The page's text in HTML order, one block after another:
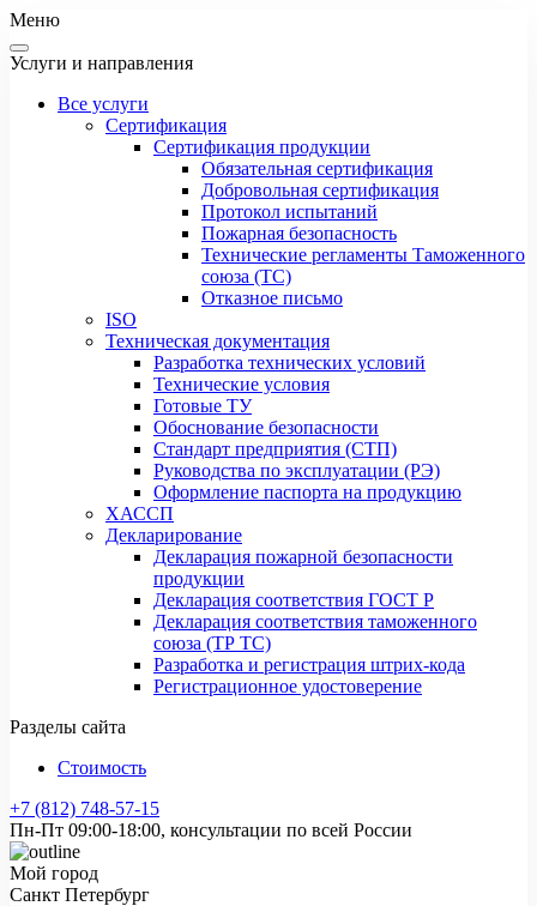
Меню
Услуги и направления
Все услуги
Сертификация
Сертификация продукции
Обязательная сертификация
Добровольная сертификация
Протокол испытаний
Пожарная безопасность
Технические регламенты Таможенного
союза (ТС)
Отказное письмо
ISO
Техническая документация
Разработка технических условий
Технические условия
Готовые ТУ
Обоснование безопасности
Стандарт предприятия (СТП)
Руководства по эксплуатации (РЭ)
Оформление паспорта на продукцию
ХАССП
Декларирование
Декларация пожарной безопасности
продукции
Декларация соответствия ГОСТ Р
Декларация соответствия таможенного
союза (ТР ТС)
Разработка и регистрация штрих-кода
Регистрационное удостоверение
Разделы сайта
Стоимость
+7 (812) 748-57-15
Пн-Пт 09:00-18:00, консультации по всей России
Мой город
Санкт Петербург